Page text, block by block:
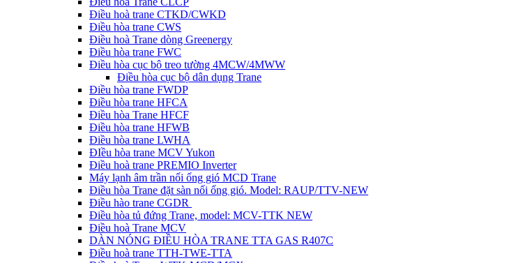
Điều hoà trane CTKD/CWKD
Điều hòa trane CWS
Điều hoà Trane dòng Greenergy
Điều hòa trane FWC
Điều hòa cục bộ treo tường 4MCW/4MWW
Điều hòa cục bộ dân dụng Trane
Điều hòa trane FWDP
Điều hòa trane HFCA
Điều hòa Trane HFCF
Điều hòa trane HFWB
Điều hòa trane LWHA
ĐIều hòa trane MCV Yukon
Điều hoà trane PREMIO Inverter
Máy lạnh âm trần nối ống gió MCD Trane
Điều hòa Trane đặt sàn nối ống gió. Model: RAUP/TTV-NEW
Điều hào trane CGDR
Điều hòa tủ đứng Trane, model: MCV-TTK NEW
Điều hoà Trane MCV
DÀN NÓNG ĐIỀU HÒA TRANE TTA GAS R407C
Điều hoà trane TTH-TWE-TTA